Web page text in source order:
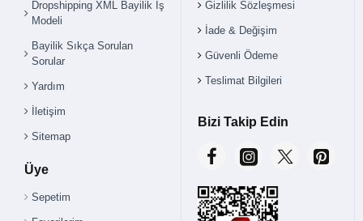
Dropshipping XML Bayilik İş
Modeli
Bayilik Sıkça Sorulan
Sorular
Yardım
İletişim
Sitemap
Üye
Sepetim
Gizlilik Sözleşmesi
İade & Değişim
Güvenli Ödeme
Teslimat Bilgileri
Bizi Takip Edin